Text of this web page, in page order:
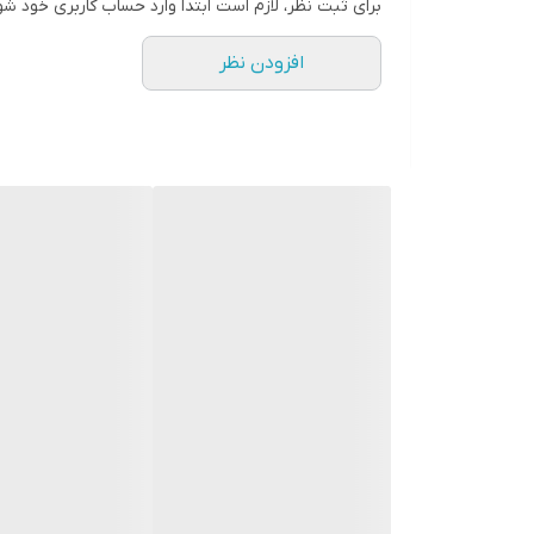
برای ثبت نظر، لازم است ابتدا وارد حساب کاربری خود
افزودن نظر